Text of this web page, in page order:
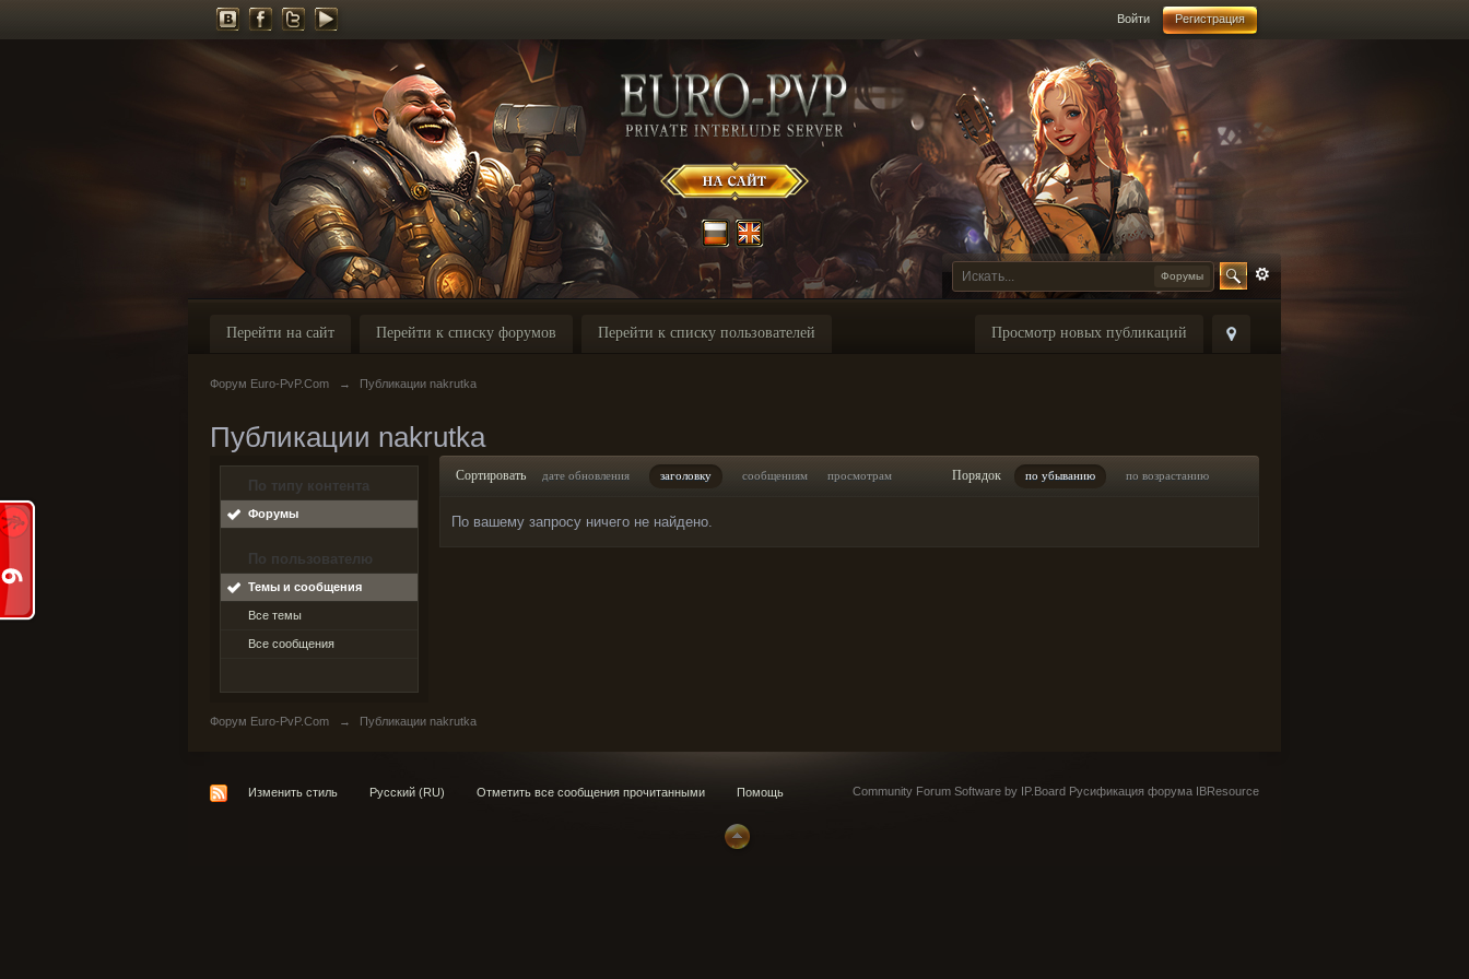
Войти Регистрация
Форумы
Просмотр новых публикаций
Перейти на сайт Перейти к списку форумов Перейти к списку пользователей
Форум Euro-PvP.Com → Публикации nakrutka
Публикации nakrutka
По типу контента
Форумы
По пользователю
Темы и сообщения
Все темы
Все сообщения
Сортировать дате обновления заголовку сообщениям просмотрам Порядок по убыванию по возрастанию
По вашему запросу ничего не найдено.
Форум Euro-PvP.Com → Публикации nakrutka
Изменить стиль Русский (RU) Отметить все сообщения прочитанными Помощь Community Forum Software by IP.Board Русификация форума IBResource